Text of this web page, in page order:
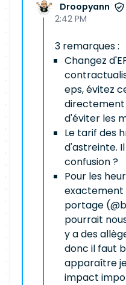
Droopyann
2:42 PM
3 remarques :
Changez
eps, évitez
d'éviter les
Le tarif des
d'astreinte.
confusion ?
Pour les
portage
pourrait
y a des
donc il faut
apparaître
impact